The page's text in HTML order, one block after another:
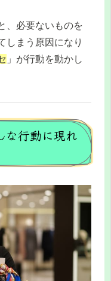
、必要ないものを
しまう原因になり
」が行動を動かし
な行動に現れ